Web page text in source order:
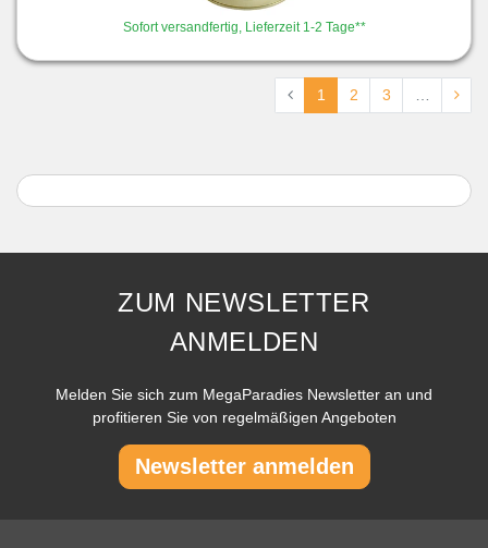
Sofort versandfertig, Lieferzeit 1-2 Tage**
1 2 3 …
ZUM NEWSLETTER
ANMELDEN
Melden Sie sich zum MegaParadies Newsletter an und
profitieren Sie von regelmäßigen Angeboten
Newsletter anmelden